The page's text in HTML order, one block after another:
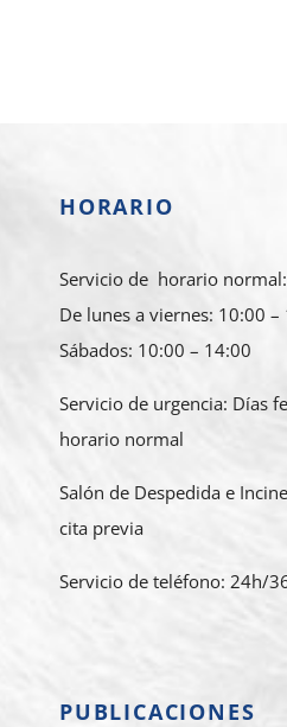
HORARIO
Servicio de horario normal:
De lunes a viernes: 10:00 –
Sábados: 10:00 – 14:00
Servicio de urgencia: Días
horario normal
Salón de Despedida e
cita previa
Servicio de teléfono: 24h/
PUBLICACIONES